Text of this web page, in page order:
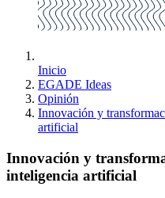
Inicio
EGADE Ideas
Opinión
Innovación y
artificial
Innovación y
inteligencia artificial